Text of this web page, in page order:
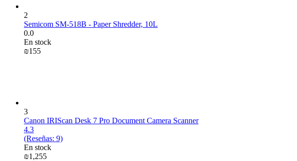
2
Semicom SM-518B - Paper Shredder, 10L
0.0
En stock
₪‍155‍
3
Canon IRIScan Desk 7 Pro Document Camera Scanner
4.3
(Reseñas: 9)
En stock
₪1,255